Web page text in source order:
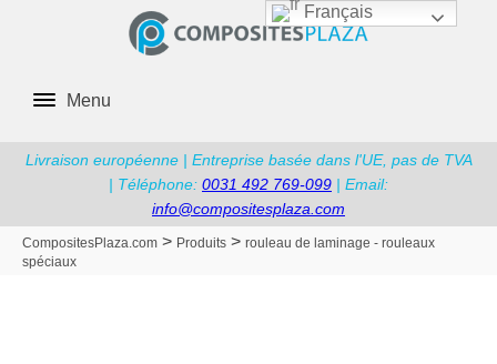
Menu
Livraison européenne | Entreprise basée dans l'UE, pas de TVA
| Téléphone: 0031 492 769-099 | Email:
info@compositesplaza.com
CompositesPlaza.com > Produits > rouleau de laminage - rouleaux
spéciaux
Français